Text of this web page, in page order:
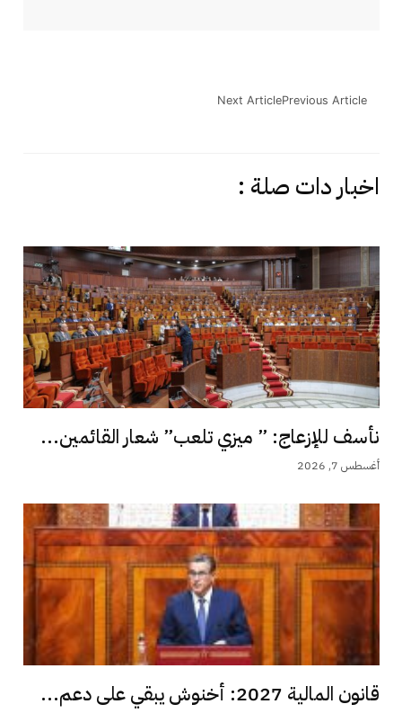
Previous Article
Next Article
اخبار دات صلة :
نأسف للإزعاج: ” ميزي تلعب” شعار القائمين...
أغسطس 7, 2026
قانون المالية 2027: أخنوش يبقي على دعم...